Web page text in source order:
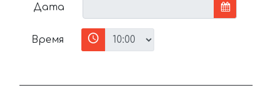
Дата
Время